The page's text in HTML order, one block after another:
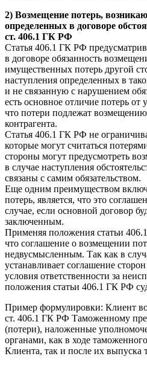
2) Возмещение потерь,
определенных в договоре
ст. 406.1 ГК РФ
Статья 406.1 ГК РФ
в договоре обязанность
имущественных потерь другой
наступления определенных в
и не связанную с нарушением
есть основное отличие потерь от
что потери подлежат
контрагента.
Статья 406.1 ГК РФ не
которые могут считаться
стороны могут предусмотреть
в случае наступления
связаны с самим обязательством.
Еще одним преимуществом
потерь, является, что это
случае, если основной договор
заключенным.
Применяя положения статьи
что соглашение о возмещении
недвусмысленным. Так как в
устанавливает соглашение
условия ответственности за
положения статьи 406.1 ГК РФ
Пример формулировки: Клиент
ст. 406.1 ГК РФ Таможенному
(потери), наложенные
органами, как в ходе
Клиента, так и после их